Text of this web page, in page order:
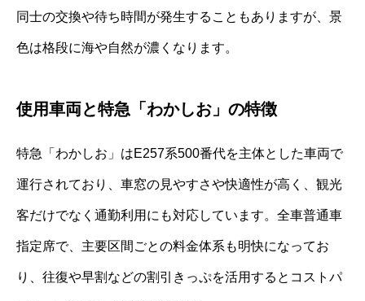
同士の交換や待ち時間が発生することもありますが、景
色は格段に海や自然が濃くなります。
使用車両と特急「わかしお」の特徴
特急「わかしお」はE257系500番代を主体とした車両で
運行されており、車窓の見やすさや快適性が高く、観光
客だけでなく通勤利用にも対応しています。全車普通車
指定席で、主要区間ごとの料金体系も明快になってお
り、往復や早割などの割引きっぷを活用するとコストパ